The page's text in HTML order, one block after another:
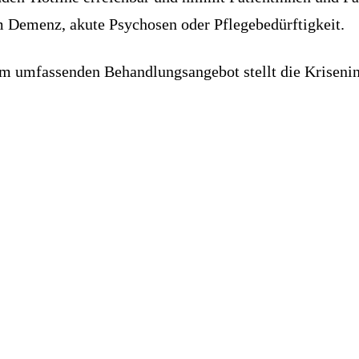
akute Psychosen oder Pflegebedürftigkeit.
umfassenden Behandlungsangebot stellt die